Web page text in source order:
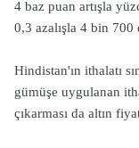
4 baz puan artışla
0,3 azalışla 4 bin
Hindistan'ın ithalatı
gümüşe uygulanan
çıkarması da altın